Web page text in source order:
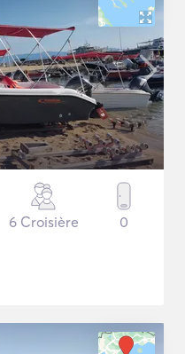
6 Croisière 0